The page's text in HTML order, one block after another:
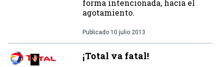
forma intencionada, hacia el
agotamiento.
Publicado 10 julio 2013
¡Total va fatal!